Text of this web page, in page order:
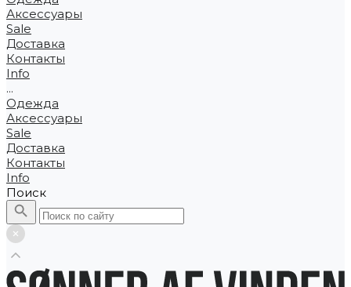
Аксессуары
Sale
Доставка
Контакты
Info
...
Одежда
Аксессуары
Sale
Доставка
Контакты
Info
Поиск